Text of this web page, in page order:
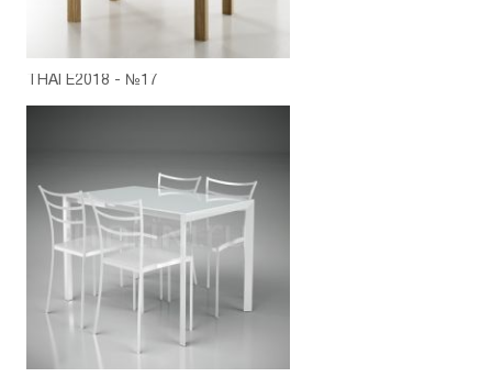
THAI E2018 - №17